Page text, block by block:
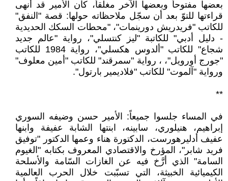
بعضها مفتوحاً وبعضها الآخر مغلقاً، كأن الأمير قد أنهى
قراءتها للتوّ بعد أن سجّل ملاحظاته حولها: قصة "النفق"
للكاتب "فريدريش دورينمات"، "محطات السكك الحديدية
- دليل أدبي" للكاتبة "ليز كنتسلي"، رواية "عالم جديد
شجاع" للكاتب "ألدوس هكسلي"، رواية 1984 للكاتب
"جورج أورويل"، ، رواية "سمرقند" للكاتب "أمين معلوف"
ورواية "آلموت" للكاتب "فلاديمير بارتول".
**
في المساء جلسوا جميعاً: الأمير حسن وضيفه السوري
إبراهيم، هنيلوري، سابينه، ابنتها الشابة عفيفة وابنها
عفيف أدليرهورست، الدكتورة هناء وعمها الدكتور "توفيق
فريد شابر"، المؤرخ والاقتصادي المعروف بكتابه "الغيوم
السامة" الذي أرَّخ فيه عن الغازات السّامة والأسلحة
الكيميائية الخبيثة، التي تسبّبت خلال الحرب العالمية